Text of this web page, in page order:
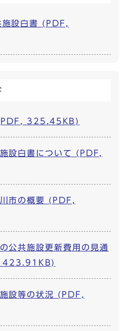
施設白書 (PDF,
325.45KB)
設白書について (PDF,
市の概要 (PDF,
公共施設更新費用の見通
423.91KB)
設等の状況 (PDF,